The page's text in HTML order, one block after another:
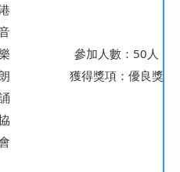
參加人數：50人
獲得獎項：優良獎